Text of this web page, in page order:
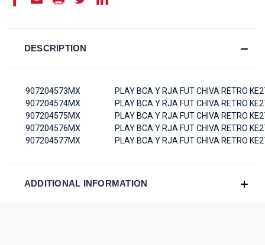
DESCRIPTION
907204573MX
PLAY BCA Y RJA FUT CHIVA RETRO
907204574MX
PLAY BCA Y RJA FUT CHIVA RETRO
907204575MX
PLAY BCA Y RJA FUT CHIVA RETRO
907204576MX
PLAY BCA Y RJA FUT CHIVA RETRO
907204577MX
PLAY BCA Y RJA FUT CHIVA RETRO
ADDITIONAL INFORMATION